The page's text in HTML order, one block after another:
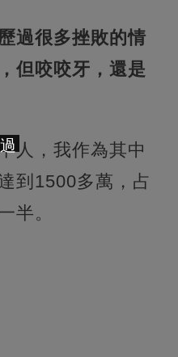
過很多挫敗的情
但咬咬牙，還是
人，我作為其中
到1500多萬，占
半。